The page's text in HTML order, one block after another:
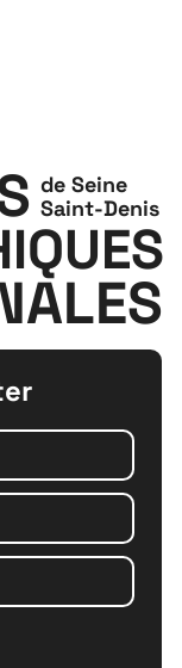
de Seine
Saint-Denis